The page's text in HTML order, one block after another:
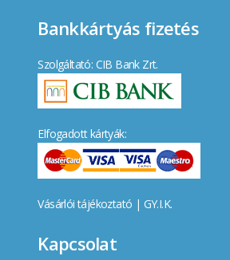
Bankkártyás fizetés
Szolgáltató: CIB Bank Zrt.
Elfogadott kártyák:
Vásárlói tájékoztató | GY.I.K.
Kapcsolat